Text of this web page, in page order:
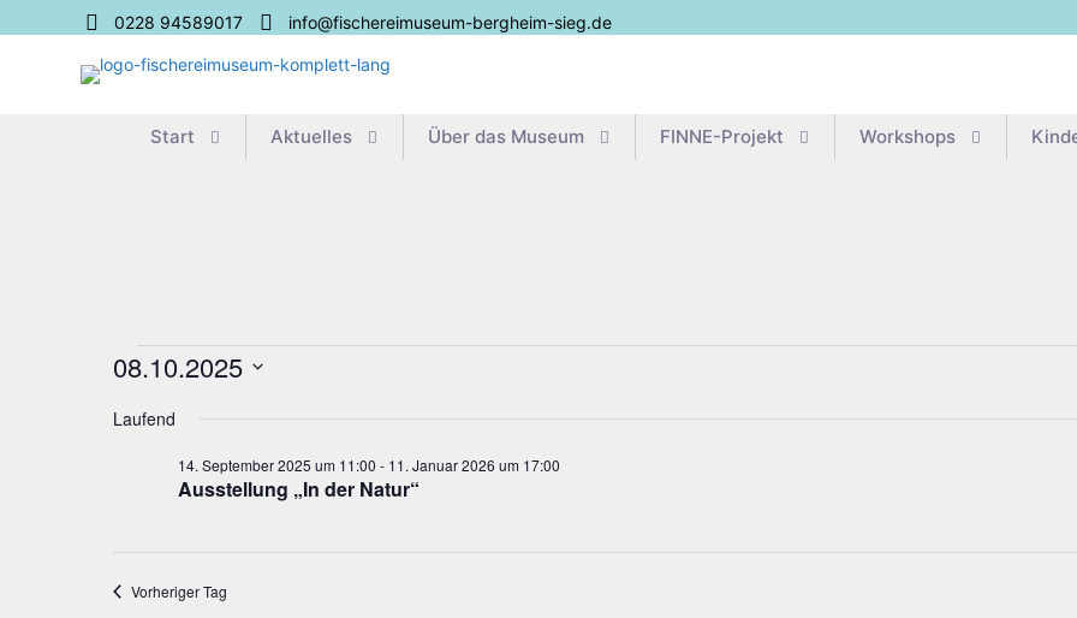
0228 94589017 info@fischereimuseum-bergheim-sieg.de
Start Aktu­el­les Über das Museum FIN­­NE-Pro­­jekt Work­shops
Veranstaltungen
für
Oktober
2025
08.10.2025
wählen.
Laufend
Aus­stel­lung „In der Natur“
14. September 2025 um 11:00 - 11. Januar 2026 um 17:00
Vorheriger Tag